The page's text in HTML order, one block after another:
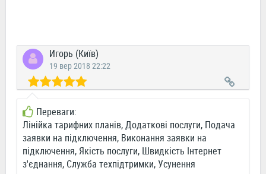
Игорь (Київ)
19 вер 2018 22:22
Переваги:
Лінійка тарифних планів, Додаткові послуги, Подача
заявки на підключення, Виконання заявки на
підключення, Якість послуги, Швидкість Інтернет
з'єднання, Служба техпідтримки, Усунення